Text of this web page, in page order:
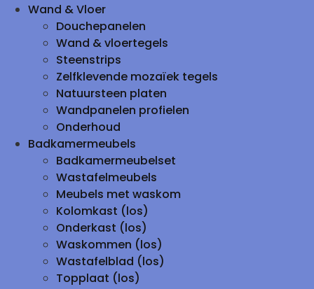
Wand & Vloer
Douchepanelen
Wand & vloertegels
Steenstrips
Zelfklevende mozaïek tegels
Natuursteen platen
Wandpanelen profielen
Onderhoud
Badkamermeubels
Badkamermeubelset
Wastafelmeubels
Meubels met waskom
Kolomkast (los)
Onderkast (los)
Waskommen (los)
Wastafelblad (los)
Topplaat (los)